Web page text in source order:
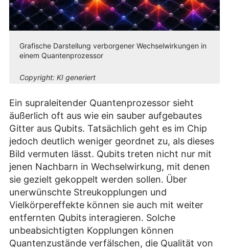
Grafische Darstellung verborgener Wechselwirkungen in
einem Quantenprozessor
Copyright: KI generiert
Ein supraleitender Quantenprozessor sieht
äußerlich oft aus wie ein sauber aufgebautes
Gitter aus Qubits. Tatsächlich geht es im Chip
jedoch deutlich weniger geordnet zu, als dieses
Bild vermuten lässt. Qubits treten nicht nur mit
jenen Nachbarn in Wechselwirkung, mit denen
sie gezielt gekoppelt werden sollen. Über
unerwünschte Streukopplungen und
Vielkörpereffekte können sie auch mit weiter
entfernten Qubits interagieren. Solche
unbeabsichtigten Kopplungen können
Quantenzustände verfälschen, die Qualität von